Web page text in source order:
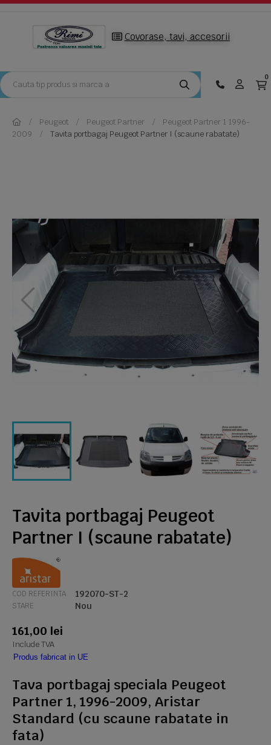
Covorase, tavi, accesorii
0
Peugeot Peugeot Partner
Peugeot Partner 1 1996-
2009
Tavita portbagaj Peugeot Partner I (scaune rabatate)
Tavita portbagaj Peugeot
Partner I (scaune rabatate)
COD REFERINTA 192070-ST-2
STARE Nou
161,00 lei
Include TVA
Produs fabricat in UE
Tava portbagaj speciala Peugeot
Partner 1, 1996-2009, Aristar
Standard (cu scaune rabatate in
fata)